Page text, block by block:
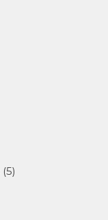
(5)